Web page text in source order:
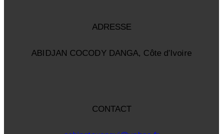
ADRESSE
ABIDJAN COCODY DANGA, Côte d’Ivoire
CONTACT